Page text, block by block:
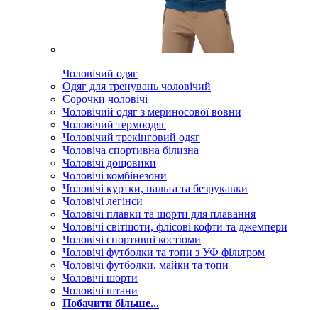
Чоловічий одяг
Одяг для тренувань чоловічий
Сорочки чоловічі
Чоловічий одяг з мериносової вовни
Чоловічий термоодяг
Чоловічий трекінговий одяг
Чоловіча спортивна білизна
Чоловічі дощовики
Чоловічі комбінезони
Чоловічі куртки, пальта та безрукавки
Чоловічі легінси
Чоловічі плавки та шорти для плавання
Чоловічі світшоти, флісові кофти та джемпери
Чоловічі спортивні костюми
Чоловічі футболки та топи з УФ фільтром
Чоловічі футболки, майки та топи
Чоловічі шорти
Чоловічі штани
Побачити більше...